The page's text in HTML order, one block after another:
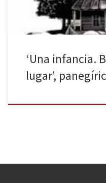
‘Una infancia.
lugar’,